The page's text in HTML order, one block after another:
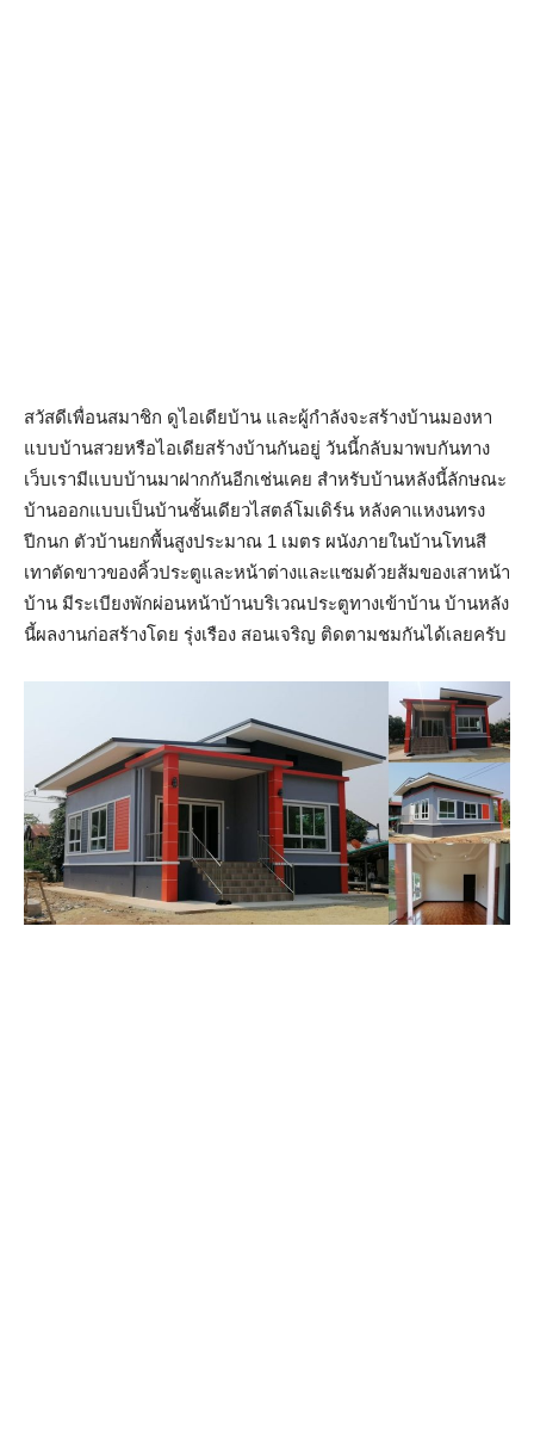
สวัสดีเพื่อนสมาชิก ดูไอเดียบ้าน และผู้กำลังจะสร้างบ้านมองหา
แบบบ้านสวยหรือไอเดียสร้างบ้านกันอยู่ วันนี้กลับมาพบกันทาง
เว็บเรามีแบบบ้านมาฝากกันอีกเช่นเคย สำหรับบ้านหลังนี้ลักษณะ
บ้านออกแบบเป็นบ้านชั้นเดียวไสตล์โมเดิร์น หลังคาแหงนทรง
ปีกนก ตัวบ้านยกพื้นสูงประมาณ 1 เมตร ผนังภายในบ้านโทนสี
เทาตัดขาวของคิ้วประตูและหน้าต่างและแซมด้วยส้มของเสาหน้า
บ้าน มีระเบียงพักผ่อนหน้าบ้านบริเวณประตูทางเข้าบ้าน บ้านหลัง
นี้ผลงานก่อสร้างโดย รุ่งเรือง สอนเจริญ ติดตามชมกันได้เลยครับ